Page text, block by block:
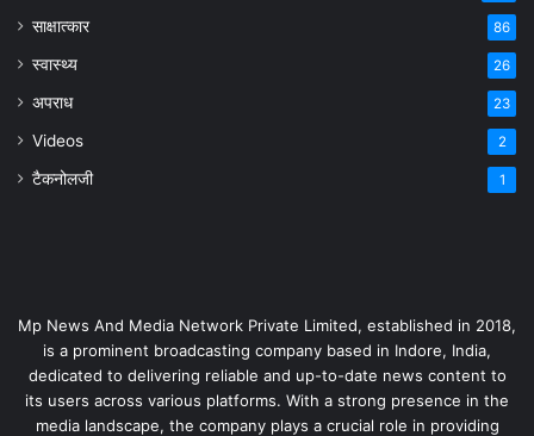
साक्षात्कार 86
स्वास्थ्य 26
अपराध 23
Videos 2
टैकनोलजी 1
Mp News And Media Network Private Limited, established in 2018,
is a prominent broadcasting company based in Indore, India,
dedicated to delivering reliable and up-to-date news content to
its users across various platforms. With a strong presence in the
media landscape, the company plays a crucial role in providing